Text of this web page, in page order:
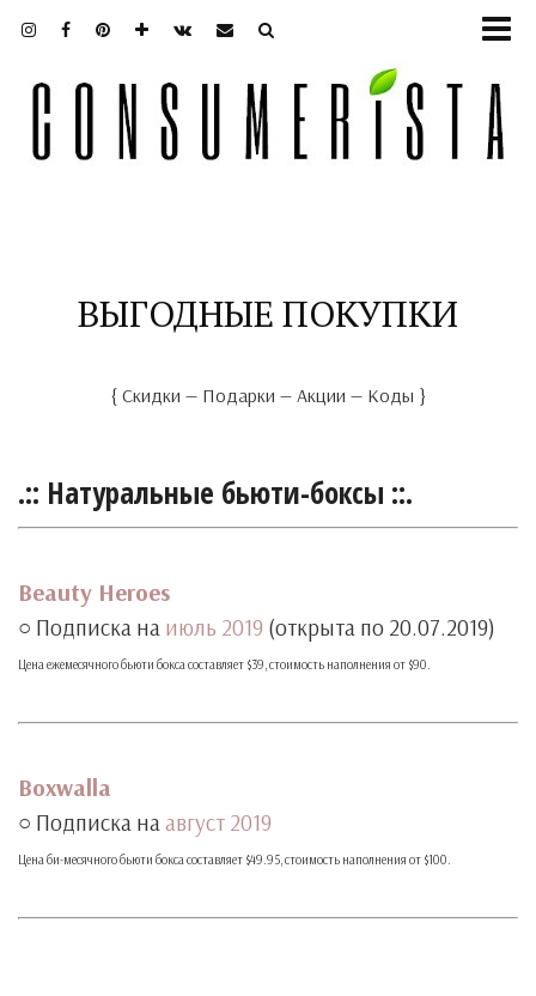
ВЫГОДНЫЕ ПОКУПКИ
{ Скидки — Подарки — Акции — Коды }
.:: Натуральные бьюти-боксы ::.
Beauty Heroes
○ Подписка на июль 2019 (открыта по 20.07.2019)
Цена ежемесячного бьюти бокса составляет $39, стоимость наполнения от $90.
Boxwalla
○ Подписка на август 2019
Цена би-месячного бьюти бокса составляет $49.95, стоимость наполнения от $100.